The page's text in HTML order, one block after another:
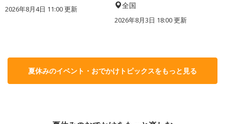
2026年8月4日 11:00更新 全国
2026年8月3日 18:00更新
夏休みのイベント・おでかけトピックスをもっと見る